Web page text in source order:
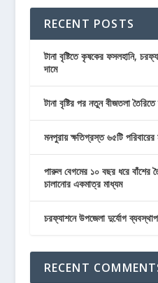
RECENT POSTS
টানা বৃষ্টিতে কৃষকের ফসলহানি,
দামে
টানা বৃষ্টির পর নতুন বীজতলা
মনপুরায় ক্ষতিগ্রস্ত ৬৫টি
পারুল বেগমের ১০ বছর ধরে বাঁশের
চালানোর একমাত্র মাধ্যম
চরফ্যাশনে উপজেলা দুর্যোগ
RECENT